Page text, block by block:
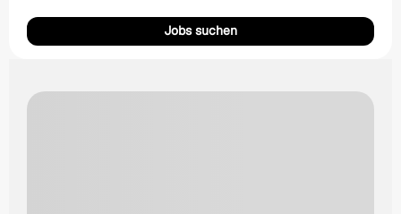
Jobs suchen